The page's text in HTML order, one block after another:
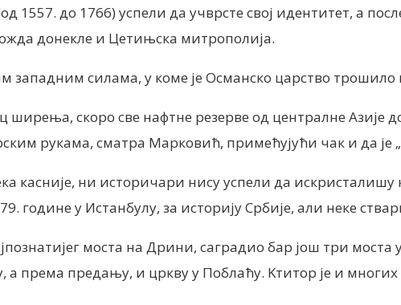
до 1766) успели да учврсте свој идентитет, а
донекле и Цетињска митрополија.
западним силама, у коме је Османско царство
скоро све нафтне резерве од централне Азије
рукама, сматра Марковић, примећујући чак и да је
касније, ни историчари нису успели да искристалишу
године у Истанбулу, за историју Србије, али неке
моста на Дрини, саградио бар још три
према предању, и цркву у Поблаћу. Kтитор је и многих